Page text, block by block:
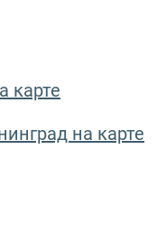
карте
на карте